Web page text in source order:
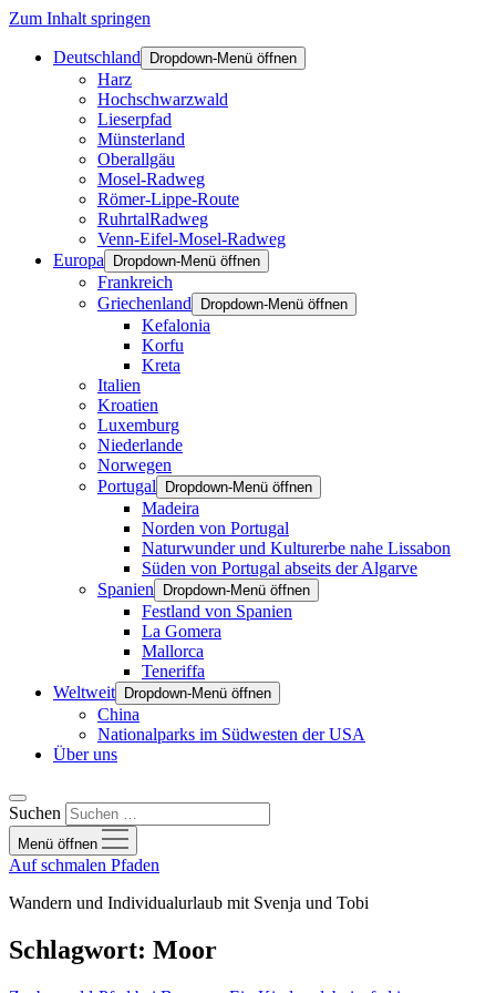
Zum Inhalt springen
Deutschland Dropdown-Menü öffnen
Harz
Hochschwarzwald
Lieserpfad
Münsterland
Oberallgäu
Mosel-Radweg
Römer-Lippe-Route
RuhrtalRadweg
Venn-Eifel-Mosel-Radweg
Europa
Dropdown-Menü öffnen
Frankreich
Griechenland
Dropdown-Menü öffnen
Kefalonia
Korfu
Kreta
Italien
Kroatien
Luxemburg
Niederlande
Norwegen
Portugal
Dropdown-Menü öffnen
Madeira
Norden von Portugal
Naturwunder und Kulturerbe nahe Lissabon
Süden von Portugal abseits der Algarve
Spanien
Dropdown-Menü öffnen
Festland von Spanien
La Gomera
Mallorca
Teneriffa
Weltweit
Dropdown-Menü öffnen
China
Nationalparks im Südwesten der USA
Über uns
Suchen
Menü öffnen
Auf schmalen Pfaden
Wandern und Individualurlaub mit Svenja und Tobi
Schlagwort: Moor